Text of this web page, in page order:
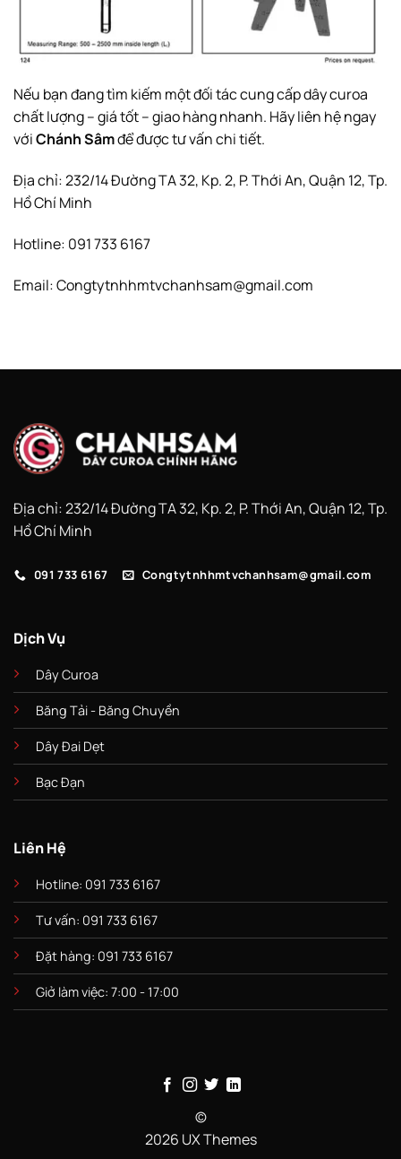
Nếu bạn đang tìm kiếm một đối tác cung cấp dây curoa
chất lượng – giá tốt – giao hàng nhanh. Hãy liên hệ ngay
vớiChánh Sâmđể được tư vấn chi tiết.
Địa chỉ: 232/14 Đường TA 32, Kp. 2, P. Thới An, Quận 12, Tp.
Hồ Chí Minh
Hotline: 091 733 6167
Email: Congtytnhhmtvchanhsam@gmail.com
Địa chỉ: 232/14 Đường TA 32, Kp. 2, P. Thới An, Quận 12, Tp.
Hồ Chí Minh
091 733 6167 Congtytnhhmtvchanhsam@gmail.com
Dịch Vụ
Dây Curoa
Băng Tải - Băng Chuyền
Dây Đai Dẹt
Bạc Đạn
Liên Hệ
Hotline: 091 733 6167
Tư vấn: 091 733 6167
Đặt hàng: 091 733 6167
Giở làm việc: 7:00 - 17:00
©
2026 UX Themes